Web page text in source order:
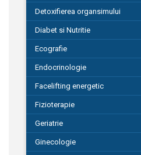
Detoxifierea organsimului
Diabet si Nutritie
Ecografie
Endocrinologie
Facelifting energetic
Fizioterapie
Geriatrie
Ginecologie